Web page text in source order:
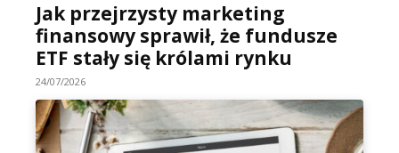
Jak przejrzysty marketing
finansowy sprawił, że fundusze
ETF stały się królami rynku
24/07/2026